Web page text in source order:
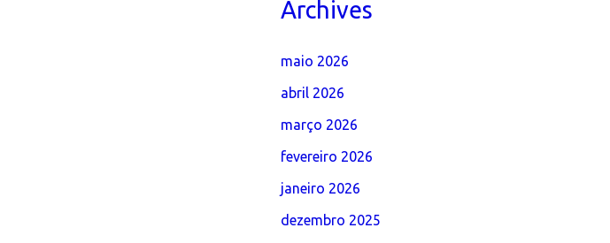
Archives
maio 2026
abril 2026
março 2026
fevereiro 2026
janeiro 2026
dezembro 2025